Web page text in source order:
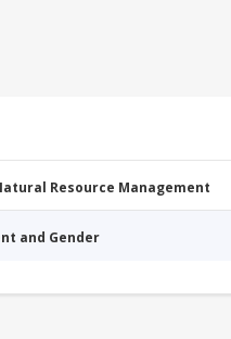
Resource Management
and Gender